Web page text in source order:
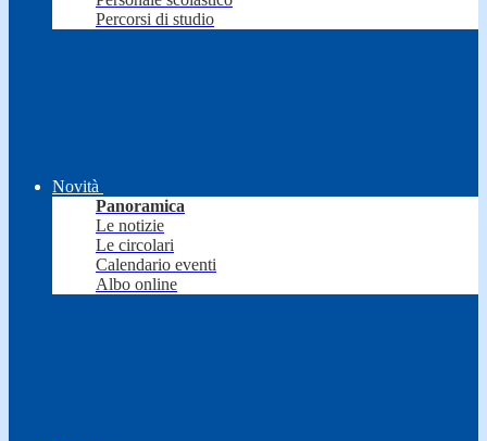
Percorsi di studio
Novità
Panoramica
Le notizie
Le circolari
Calendario eventi
Albo online